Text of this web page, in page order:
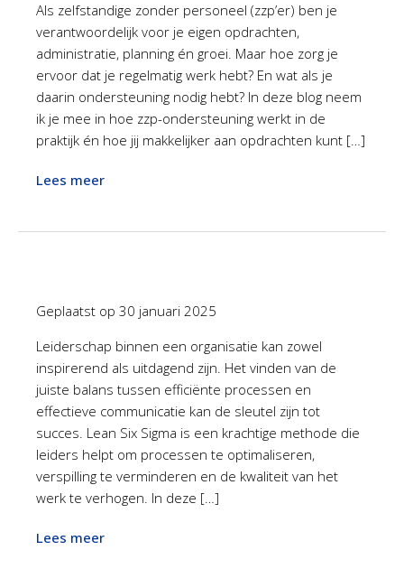
Als zelfstandige zonder personeel (zzp’er) ben je
verantwoordelijk voor je eigen opdrachten,
administratie, planning én groei. Maar hoe zorg je
ervoor dat je regelmatig werk hebt? En wat als je
daarin ondersteuning nodig hebt? In deze blog neem
ik je mee in hoe zzp-ondersteuning werkt in de
praktijk én hoe jij makkelijker aan opdrachten kunt […]
Lees meer
Geplaatst op 30 januari 2025
Leiderschap binnen een organisatie kan zowel
inspirerend als uitdagend zijn. Het vinden van de
juiste balans tussen efficiënte processen en
effectieve communicatie kan de sleutel zijn tot
succes. Lean Six Sigma is een krachtige methode die
leiders helpt om processen te optimaliseren,
verspilling te verminderen en de kwaliteit van het
werk te verhogen. In deze […]
Lees meer